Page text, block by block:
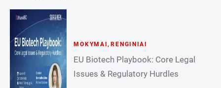
MOKYMAI ,RENGINIAI
EU Biotech Playbook: Core Legal
Issues & Regulatory Hurdles